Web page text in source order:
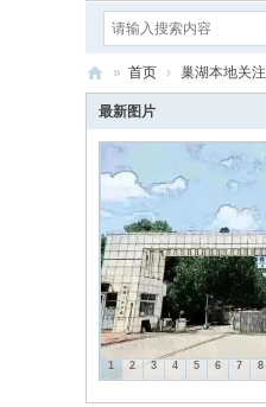
巢
湖
论
坛
» 首页 › 巢湖本地关注
最新图片
1 2 3 4 5 6 7 8